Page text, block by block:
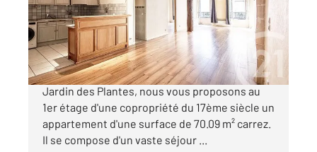
Appartement à vendre
730 000 €
Au coeur du marché Mouffetard, à proximité du
Jardin des Plantes, nous vous proposons au
1er étage d'une copropriété du 17ème siècle un
appartement d'une surface de 70.09 m² carrez.
Il se compose d'un vaste séjour ...